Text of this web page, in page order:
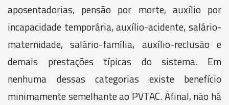
aposentadorias, pensão por morte, auxílio por
incapacidade temporária, auxílio-acidente, salário-
maternidade, salário-família, auxílio-reclusão e
demais prestações típicas do sistema. Em
nenhuma dessas categorias existe benefício
minimamente semelhante ao PVTAC. Afinal, não há